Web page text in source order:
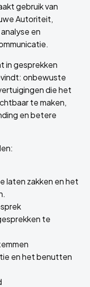
gebruik van
Autoriteit,
en
in gesprekken
onbewuste
die het
te maken,
en betere
laten zakken en het
te
en het benutten